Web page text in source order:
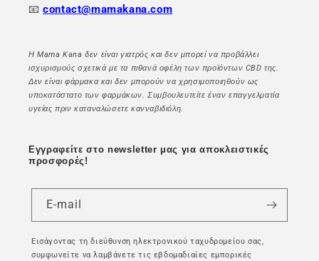
📧contact@mamakana.com
Η Mama Kana δεν είναι γιατρός και δεν μπορεί να προβάλλει
ισχυρισμούς σχετικά με τα πιθανά οφέλη των προϊόντων CBD της.
Δεν είναι φάρμακα και δεν μπορούν να χρησιμοποιηθούν ως
υποκατάστατο των φαρμάκων. Συμβουλευτείτε έναν επαγγελματία
υγείας πριν καταναλώσετε κανναβιδιόλη.
Εγγραφείτε στο newsletter μας για αποκλειστικές
προσφορές!
E-mail
Εισάγοντας τη διεύθυνση ηλεκτρονικού ταχυδρομείου σας,
συμφωνείτε να λαμβάνετε τις εβδομαδιαίες εμπορικές